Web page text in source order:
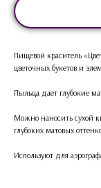
Пищевой краситель
цветочных букетов и
Пыльца дает глубокие
Можно наносить сухой
глубоких матовых
Используют для